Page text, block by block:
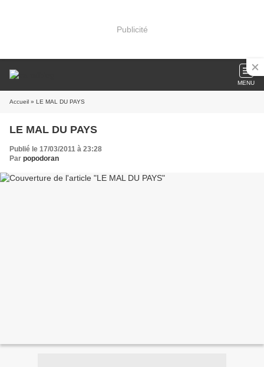
Publicité
MENU
Accueil » LE MAL DU PAYS
LE MAL DU PAYS
Publié le 17/03/2011 à 23:28
Par popodoran